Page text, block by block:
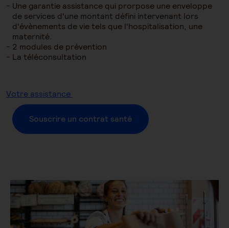
Une garantie assistance qui prorpose une enveloppe
de services d'une montant défini intervenant lors
d'évènements de vie tels que l'hospitalisation, une
maternité.
2 modules de prévention
La téléconsultation
Votre assistance
Souscrire un contrat santé